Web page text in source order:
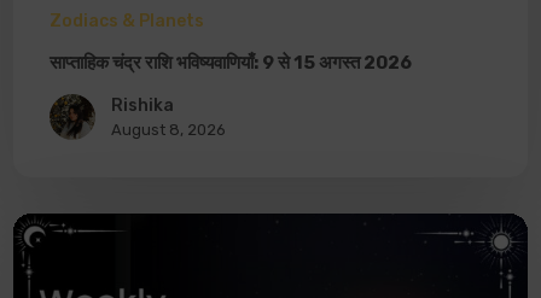
Zodiacs & Planets
साप्ताहिक चंद्र राशि भविष्यवाणियाँ: 9 से 15 अगस्त 2026
Rishika
August 8, 2026